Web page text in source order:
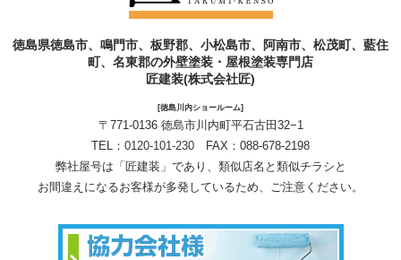
徳島県徳島市、鳴門市、板野郡、小松島市、阿南市、松茂町、藍住
町、名東郡の外壁塗装・屋根塗装専門店
匠建装(株式会社匠)
[徳島川内ショールーム]
〒771-0136 徳島市川内町平石古田32−1
TEL： 0120-101-230 FAX：088-678-2198
弊社屋号は「匠建装」であり、類似店名と類似チラシと
お間違えになるお客様が多発しているため、ご注意ください。